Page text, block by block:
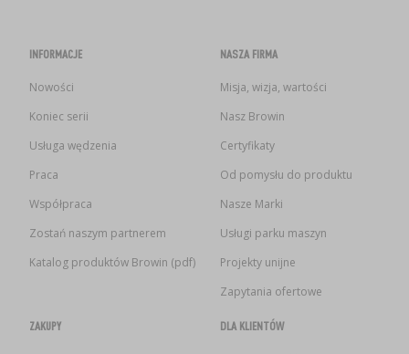
INFORMACJE
Nowości
Koniec serii
Usługa wędzenia
Praca
Współpraca
Zostań naszym partnerem
Katalog produktów Browin (pdf)
NASZA FIRMA
Misja, wizja, wartości
Nasz Browin
Certyfikaty
Od pomysłu do produktu
Nasze Marki
Usługi parku maszyn
Projekty unijne
Zapytania ofertowe
ZAKUPY DLA KLIENTÓW